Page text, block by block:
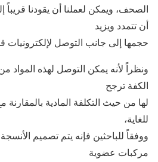
الصحف، ويمكن لعملنا أن يقودنا
أن تتمدد ويزيد
حجمها إلى جانب التوصل لإلكترونيات
ونظراً لأنه يمكن التوصل لهذه المواد
الكفة ترجح
لها من حيث التكلفة المادية بالمقارنة
للغاية،
ووفقاً للباحثين فإنه يتم تصميم
مركبات عضوية